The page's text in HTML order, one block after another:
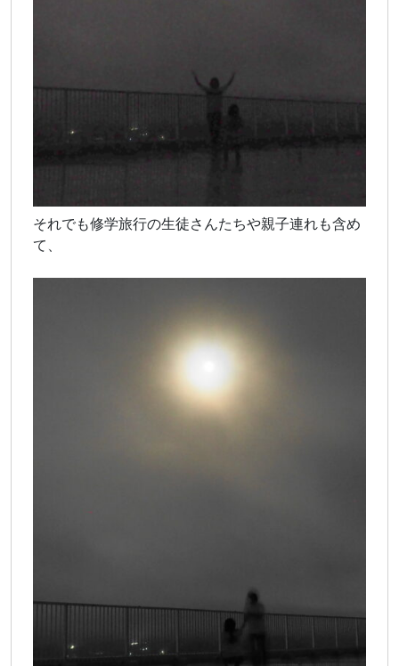
それでも修学旅行の生徒さんたちや親子連れも含め
て、